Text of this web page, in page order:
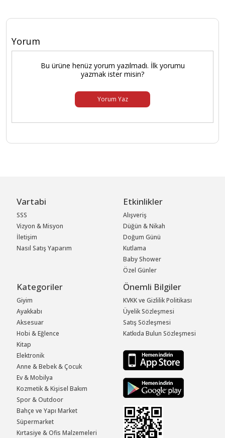
Yorum
Bu ürüne henüz yorum yazılmadı. İlk yorumu
yazmak ister misin?
Yorum Yaz
Vartabi
SSS
Vizyon & Misyon
İletişim
Nasıl Satış Yaparım
Etkinlikler
Alışveriş
Düğün & Nikah
Doğum Günü
Kutlama
Baby Shower
Özel Günler
Kategoriler
Giyim
Ayakkabı
Aksesuar
Hobi & Eğlence
Kitap
Elektronik
Anne & Bebek & Çocuk
Ev & Mobilya
Kozmetik & Kişisel Bakım
Spor & Outdoor
Bahçe ve Yapı Market
Süpermarket
Kırtasiye & Ofis Malzemeleri
Önemli Bilgiler
KVKK ve Gizlilik Politikası
Üyelik Sözleşmesi
Satış Sözleşmesi
Katkıda Bulun Sözleşmesi